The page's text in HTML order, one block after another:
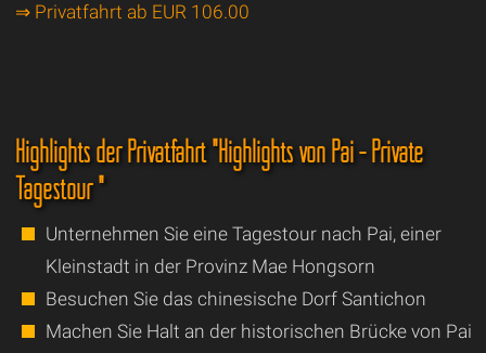
⇒ Privatfahrt ab EUR 106.00
Highlights der Privatfahrt "Highlights von Pai - Private
Tagestour "
Unternehmen Sie eine Tagestour nach Pai, einer
Kleinstadt in der Provinz Mae Hongsorn
Besuchen Sie das chinesische Dorf Santichon
Machen Sie Halt an der historischen Brücke von Pai